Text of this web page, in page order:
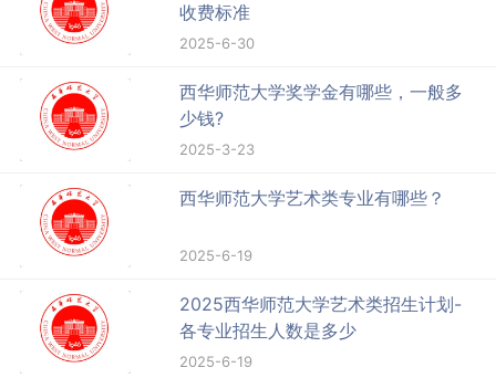
收费标准
2025-6-30
西华师范大学奖学金有哪些，一般多
少钱?
2025-3-23
西华师范大学艺术类专业有哪些？
2025-6-19
2025西华师范大学艺术类招生计划-
各专业招生人数是多少
2025-6-19